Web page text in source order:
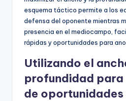
esquema táctico permite a los
defensa del oponente mientras
presencia en el mediocampo,
rápidas y oportunidades para
Utilizando el
profundidad
de oportunidades